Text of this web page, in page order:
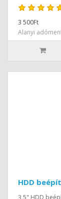
3 500Ft
Alanyi
HDD
3,5" HDD